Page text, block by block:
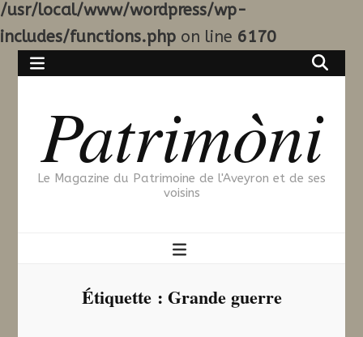
/usr/local/www/wordpress/wp-
includes/functions.php on line 6170
Patrimòni
Le Magazine du Patrimoine de l'Aveyron et de ses
voisins
Étiquette : Grande guerre